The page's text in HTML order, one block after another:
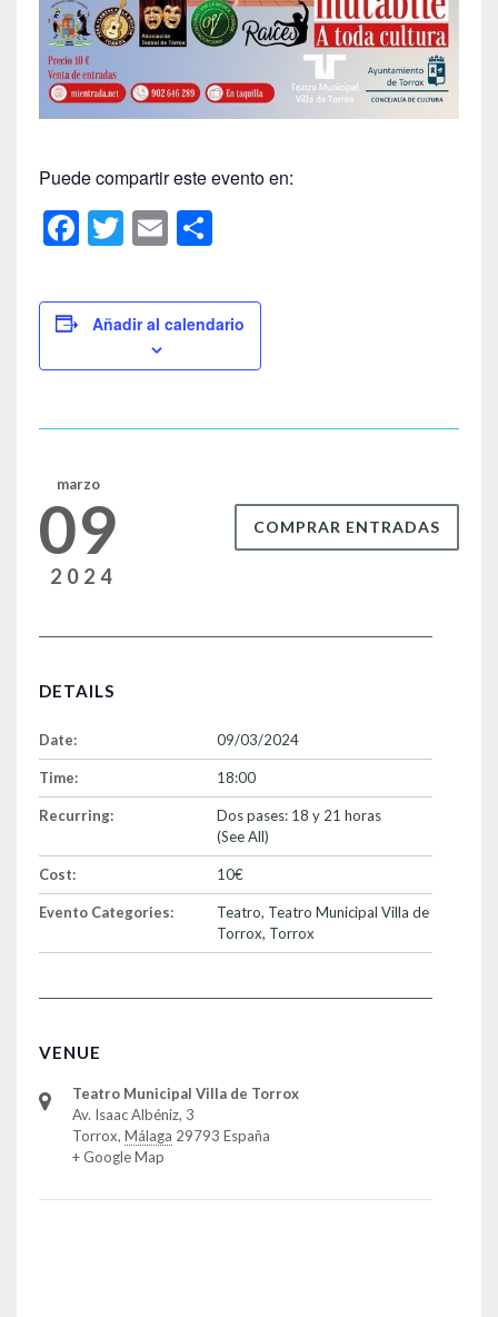
Puede compartir este evento en:
F
a
c
e
b
o
k
T
wi
tt
er
E
m
ailm
p
ar
Añadir al calendario
marzo
09
2024
COMPRAR ENTRADAS
DETAILS
Date: 09/03/2024
Time: 18:00
Recurring:
Dos pases: 18 y 21 horas
(See All)
Cost: 10€
Evento Categories: Teatro, Teatro Municipal Villa de
Torrox, Torrox
VENUE
Teatro Municipal Villa de Torrox
Av. Isaac Albéniz, 3
Torrox, Málaga 29793 España
+ Google Map